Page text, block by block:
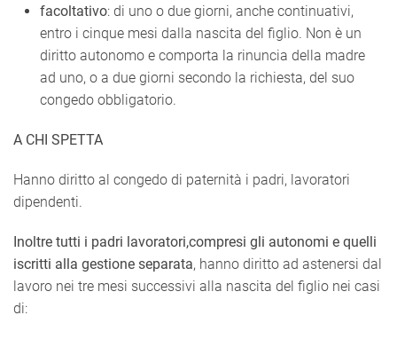
facoltativo: di uno o due giorni, anche continuativi,
entro i cinque mesi dalla nascita del figlio. Non è un
diritto autonomo e comporta la rinuncia della madre
ad uno, o a due giorni secondo la richiesta, del suo
congedo obbligatorio.
A CHI SPETTA
Hanno diritto al congedo di paternità i padri, lavoratori
dipendenti.
Inoltre tutti i padri lavoratori,compresi gli autonomi e quelli
iscritti alla gestione separata, hanno diritto ad astenersi dal
lavoro nei tre mesi successivi alla nascita del figlio nei casi
di: